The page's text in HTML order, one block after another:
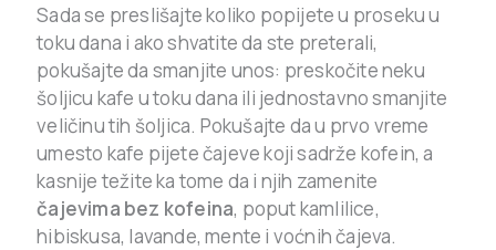
Sada se preslišajte koliko popijete u proseku u
toku dana i ako shvatite da ste preterali,
pokušajte da smanjite unos: preskočite neku
šoljicu kafe u toku dana ili jednostavno smanjite
veličinu tih šoljica. Pokušajte da u prvo vreme
umesto kafe pijete čajeve koji sadrže kofein, a
kasnije težite ka tome da i njih zamenite
čajevima bez kofeina, poput kamlilice,
hibiskusa, lavande, mente i voćnih čajeva.